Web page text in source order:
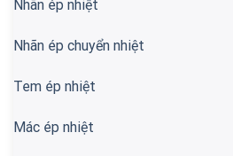
Nhãn ép nhiệt
Nhãn ép chuyển nhiệt
Tem ép nhiệt
Mác ép nhiệt